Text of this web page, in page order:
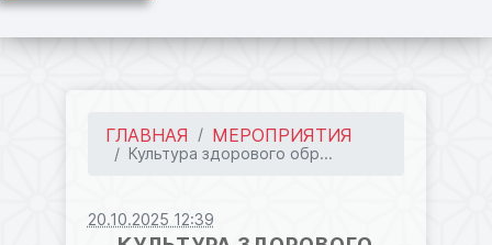
ГЛАВНАЯ МЕРОПРИЯТИЯ
Культура здорового обр...
20.10.2025 12:39